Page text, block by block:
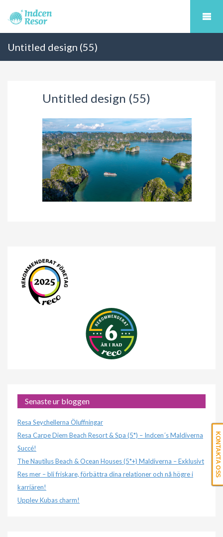
Untitled design (55)
Untitled design (55)
Senaste ur bloggen
Resa Seychellerna Öluffningar
Resa Carpe Diem Beach Resort & Spa (5*) – Indcen´s Maldiverna
Succé!
The Nautilus Beach & Ocean Houses (5*+) Maldiverna – Exklusivt
Res mer – bli friskare, förbättra dina relationer och nå högre i
karriären!
Upplev Kubas charm!
KONTAKTA OSS